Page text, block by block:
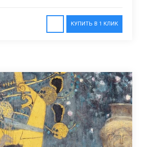
КУПИТЬ В 1 КЛИК